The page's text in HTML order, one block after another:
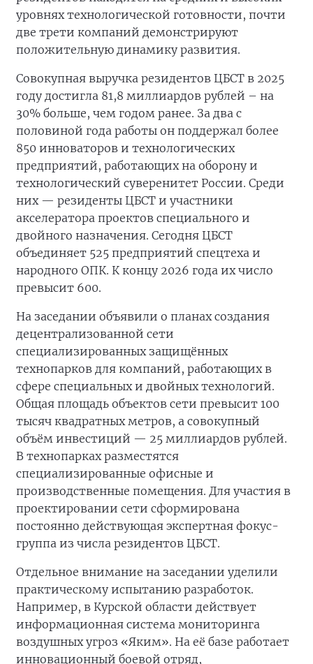
уровнях технологической готовности, почти
две трети компаний демонстрируют
положительную динамику развития.
Совокупная выручка резидентов ЦБСТ в 2025
году достигла 81,8 миллиардов рублей – на
30% больше, чем годом ранее. За два с
половиной года работы он поддержал более
850 инноваторов и технологических
предприятий, работающих на оборону и
технологический суверенитет России. Среди
них — резиденты ЦБСТ и участники
акселератора проектов специального и
двойного назначения. Сегодня ЦБСТ
объединяет 525 предприятий спецтеха и
народного ОПК. К концу 2026 года их число
превысит 600.
На заседании объявили о планах создания
децентрализованной сети
специализированных защищённых
технопарков для компаний, работающих в
сфере специальных и двойных технологий.
Общая площадь объектов сети превысит 100
тысяч квадратных метров, а совокупный
объём инвестиций — 25 миллиардов рублей.
В технопарках разместятся
специализированные офисные и
производственные помещения. Для участия в
проектировании сети сформирована
постоянно действующая экспертная фокус-
группа из числа резидентов ЦБСТ.
Отдельное внимание на заседании уделили
практическому испытанию разработок.
Например, в Курской области действует
информационная система мониторинга
воздушных угроз «Яким». На её базе работает
инновационный боевой отряд,